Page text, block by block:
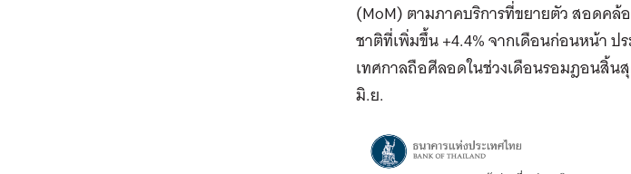
(MoM) ตามภาคบริการที่ขยายตัว สอดคล้
ชาติที่เพิ่มขึ้น +4.4% จากเดือนก่อนหน้า ป
เทศกาลถือศีลอดในช่วงเดือนรอมฎอนสิ้น
มิ.ย.